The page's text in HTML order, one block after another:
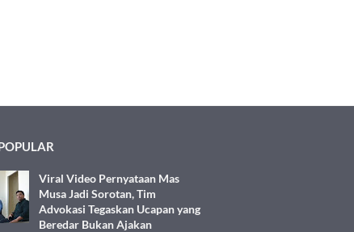
Viral Video Pernyataan Mas
Musa Jadi Sorotan, Tim
Advokasi Tegaskan Ucapan yang
Beredar Bukan Ajakan